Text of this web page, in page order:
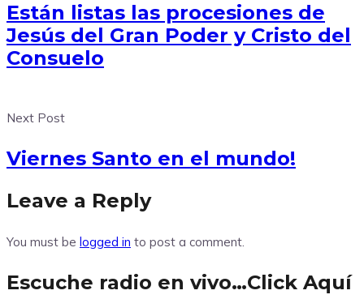
Están listas las procesiones de
Jesús del Gran Poder y Cristo del
Consuelo
Next Post
Viernes Santo en el mundo!
Leave a Reply
You must be logged in to post a comment.
Escuche radio en vivo…Click Aquí